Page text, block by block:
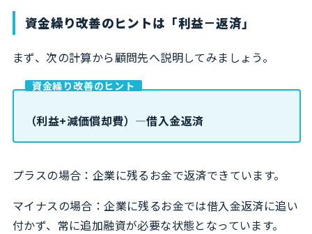
資金繰り改善のヒントは「利益－返済」
まず、次の計算から顧問先へ説明してみましょう。
資金繰り改善のヒント
（利益+減価償却費）―借入金返済
プラスの場合：企業に残るお金で返済できています。
マイナスの場合：企業に残るお金では借入金返済に追い
付かず、常に追加融資が必要な状態となっています。